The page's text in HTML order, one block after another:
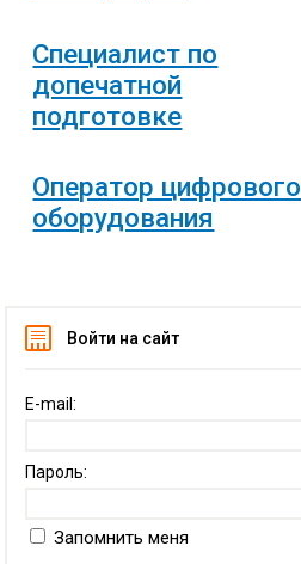
Специалист по
допечатной
подготовке
Оператор цифрового
оборудования
Войти на сайт
E-mail:
Пароль:
Запомнить меня